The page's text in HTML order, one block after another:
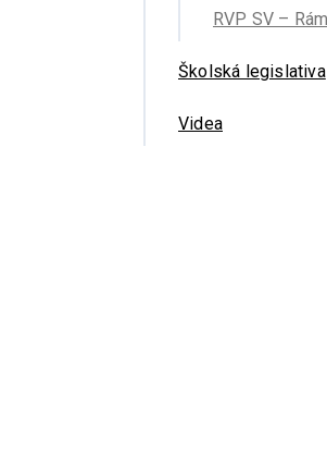
Školská legislativa
Videa